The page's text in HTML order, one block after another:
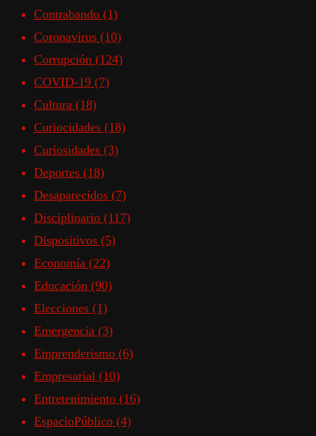
Contrabando (1)
Coronavirus (10)
Corrupción (124)
COVID-19 (7)
Cultura (18)
Curiocidades (18)
Curiosidades (3)
Deportes (18)
Desaparecidos (7)
Disciplinario (117)
Dispositivos (5)
Economía (22)
Educación (90)
Elecciones (1)
Emergencia (3)
Emprenderismo (6)
Empresarial (10)
Entretenimiento (16)
EspacioPúblico (4)